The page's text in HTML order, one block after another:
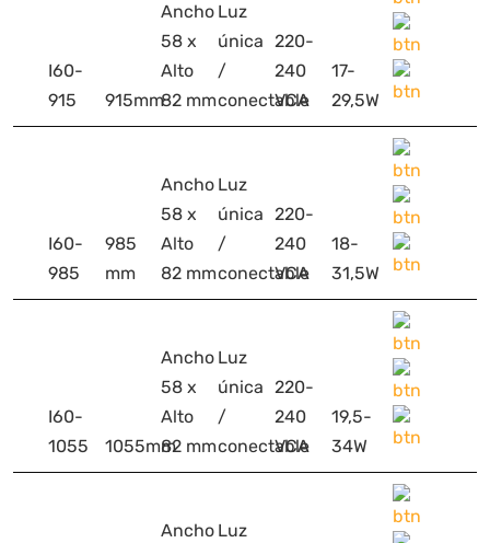
I60-
915
915mm
Ancho
58 x
Alto
82 mm
Luz
única
/
conectable
220-
240
VCA
17-
29,5W
I60-
985
985
mm
Ancho
58 x
Alto
82 mm
Luz
única
/
conectable
220-
240
VCA
18-
31,5W
I60-
1055
1055mm
Ancho
58 x
Alto
82 mm
Luz
única
/
conectable
220-
240
VCA
19,5-
34W
Ancho Luz